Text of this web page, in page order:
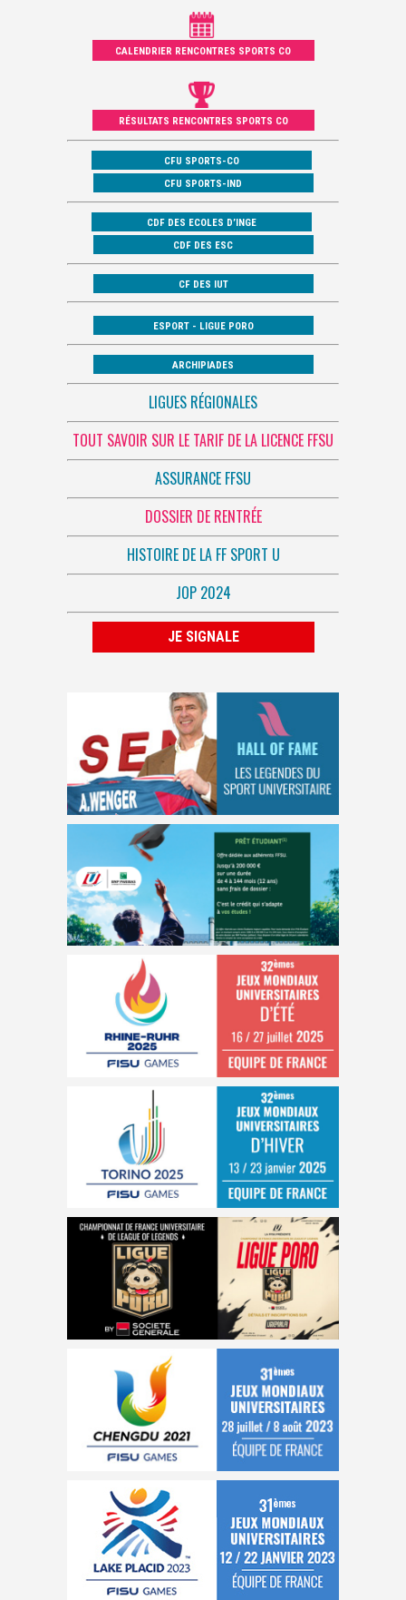
CALENDRIER RENCONTRES SPORTS CO
RÉSULTATS RENCONTRES SPORTS CO
CFU SPORTS-CO
CFU SPORTS-IND
CDF DES ECOLES D’INGE
CDF DES ESC
CF DES IUT
ESPORT - LIGUE PORO
ARCHIPIADES
LIGUES RÉGIONALES
TOUT SAVOIR SUR LE TARIF DE LA LICENCE FFSU
ASSURANCE FFSU
DOSSIER DE RENTRÉE
HISTOIRE DE LA FF SPORT U
JOP 2024
JE SIGNALE